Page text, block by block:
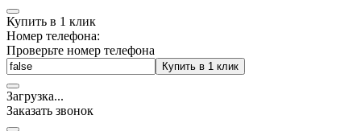
Купить в 1 клик
Номер телефона:
Проверьте номер телефона
Купить в 1 клик
Загрузка...
Заказать звонок